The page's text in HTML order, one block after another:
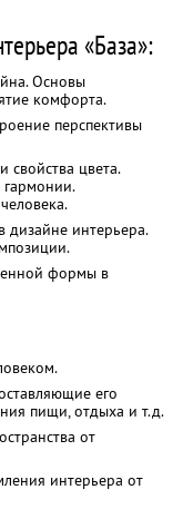
«База»:
Основы
комфорта.
перспективы
свойства цвета.
гармонии.
дизайне интерьера.
формы в
его
пищи, отдыха и т.д.
от
интерьера от